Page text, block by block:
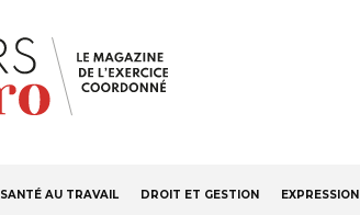
S'ABONNER
principale
SANTÉ AU TRAVAIL DROIT ET GESTION EXPRESSION